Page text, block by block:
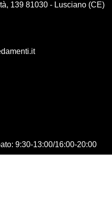
139 81030 - Lusciano (CE)
9:30-13:00/16:00-20:00